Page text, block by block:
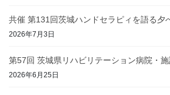
共催 第131回茨城ハンドセラピィを語る夕
2026年7月3日
第57回 茨城県リハビリテーション病院・
2026年6月25日